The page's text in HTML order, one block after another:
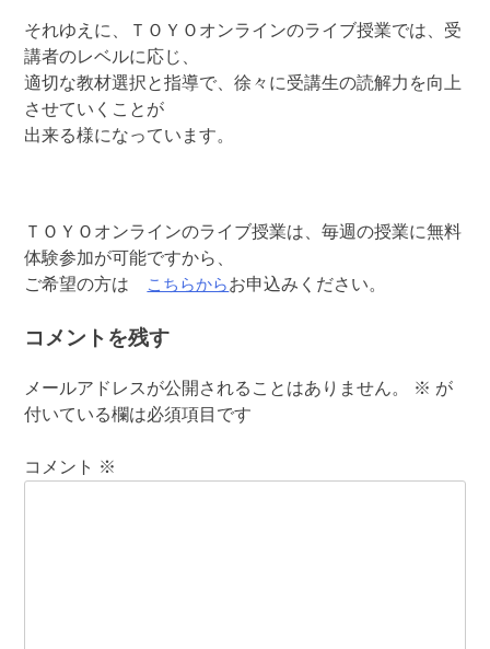
それゆえに、ＴＯＹＯオンラインのライブ授業では、受
講者のレベルに応じ、
適切な教材選択と指導で、徐々に受講生の読解力を向上
させていくことが
出来る様になっています。
ＴＯＹＯオンラインのライブ授業は、毎週の授業に無料
体験参加が可能ですから、
ご希望の方は
こちらからお申込みください。
コメントを残す
メールアドレスが公開されることはありません。 ※ が
付いている欄は必須項目です
コメント ※